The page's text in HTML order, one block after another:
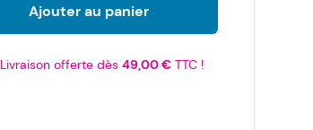
Ajouter au panier
Livraison offerte dès 49,00 €TTC !